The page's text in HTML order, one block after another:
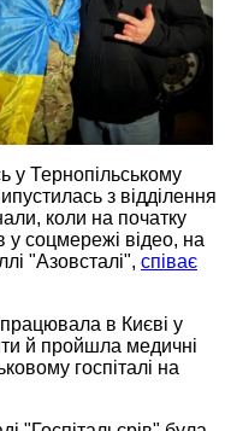
у Тернопільському
з відділення
коли на початку
у соцмережі відео, на
"Азовсталі", співає
в Києві у
й пройшла медичні
госпіталі на